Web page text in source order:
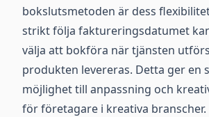
bokslutsmetoden är dess
strikt följa faktureringsdatumet
välja att bokföra när tjänsten
produkten levereras. Detta ger en
möjlighet till anpassning och
för företagare i kreativa branscher.